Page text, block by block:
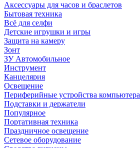
Аксессуары для часов и браслетов
Бытовая техника
Всё для селфи
Детские игрушки и игры
Защита на камеру
Зонт
ЗУ Автомобильное
Инструмент
Канцелярия
Освещение
Периферийные устройства компьютера
Подставки и держатели
Популярное
Портативная техника
Праздничное освещение
Сетевое оборудование